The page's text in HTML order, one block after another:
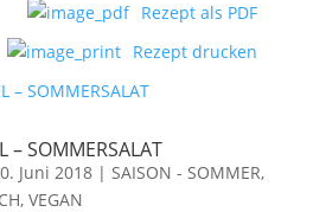
Rezept als PDF
Rezept drucken
– SOMMERSALAT
Juni 2018| SAISON - SOMMER,
VEGAN